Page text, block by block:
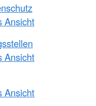
Ansicht
Ansicht
Ansicht